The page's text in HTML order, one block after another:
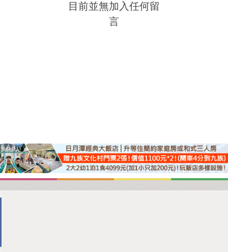
目前並無加入任何留
言